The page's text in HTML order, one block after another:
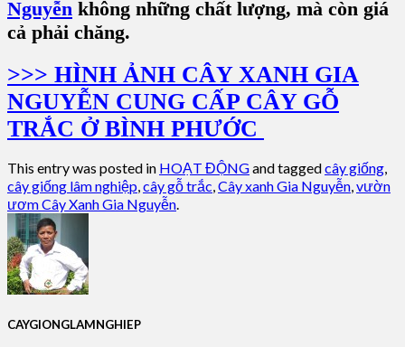
Nguyễn không những chất lượng, mà còn giá
cả phải chăng.
>>> HÌNH ẢNH CÂY XANH GIA
NGUYỄN CUNG CẤP CÂY GỖ
TRẮC Ở BÌNH PHƯỚC
This entry was posted in HOẠT ĐỘNGand taggedcây giống,
cây giống lâm nghiệp,cây gỗ trắc,Cây xanh Gia Nguyễn,vườn
ươm Cây Xanh Gia Nguyễn.
CAYGIONGLAMNGHIEP